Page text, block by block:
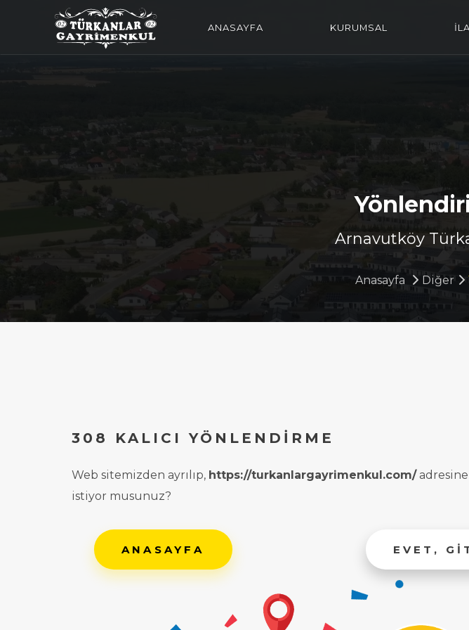
ANASAYFA KURUMSAL
Arnavutköy
Anasayfa Diğer
308 KALICI YÖNLENDIRME
Web sitemizden ayrılıp, https://turkanlargayrimenkul.com/
istiyor musunuz?
ANASAYFA EVET,